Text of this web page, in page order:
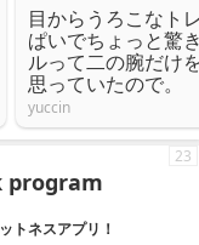
目からうろこなト
ぱいでちょっと驚
ルって二の腕だけ
思っていたので。
yuccin
program
トネスアプリ！
23